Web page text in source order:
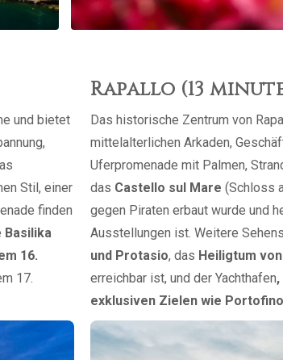
und bietet
Stil, einer
finden
Basilika
16.
17.
Rapallo (13
Das historische Zentrum von
mittelalterlichen Arkaden,
Uferpromenade mit Palmen,
das Castello sul Mare (Schloss
gegen Piraten erbaut wurde und
Ausstellungen ist. Weitere
und Protasio, das Heiligtum
erreichbar ist, und der Yachthafen
exklusiven Zielen wie